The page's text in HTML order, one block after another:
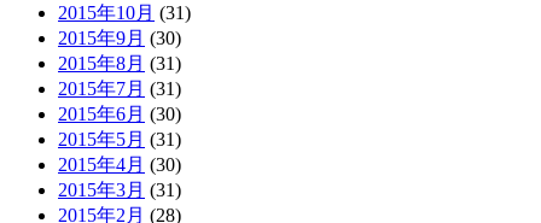
2015年10月 (31)
2015年9月 (30)
2015年8月 (31)
2015年7月 (31)
2015年6月 (30)
2015年5月 (31)
2015年4月 (30)
2015年3月 (31)
2015年2月 (28)